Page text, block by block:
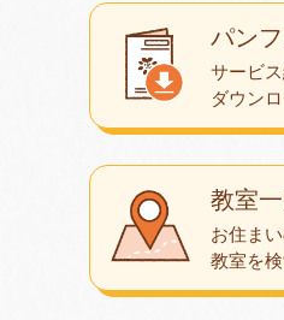
教室
お住ま
教室を検
パン
サービ
ダウン